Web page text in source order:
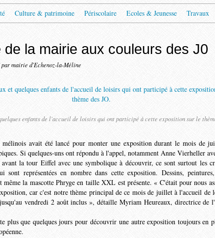
Culture & patrimoine Périscolaire Ecoles & Jeunesse Travaux
de la mairie aux couleurs des J0
par mairie d'Echenoz-la-Méline
enfants de l'accueil de loisirs qui ont participé à cette exposition sur le
mélinois avait été lancé pour monter une exposition durant le mois de
Si quelques-uns ont répondu à l'appel, notam­ment Anne Vierheller
la tour Eiffel avec une symbolique à découvrir, ce sont sur­tout les
sont représentées en nombre dans cette exposition. Dessins,
même la mascotte Phryge en taille XXL est présente. « C'était pour nous
car c'est notre thème principal de ce mois de juillet à l'accueil de
vendredi 2 août inclus », détaille Myriam Heureaux, directrice de
plus que quelques jours pour découvrir une autre exposition toujours en